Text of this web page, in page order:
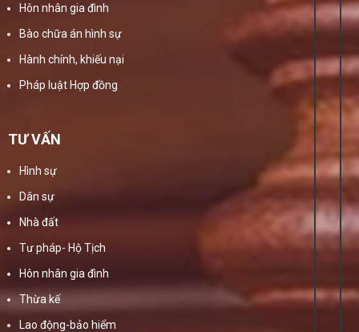
Hôn nhân gia đình
Bào chữa án hình sự
Hành chính, khiếu nại
Pháp luật Hợp đồng
TƯ VẤN
Hình sự
Dân sự
Nhà đất
Tư pháp- Hộ Tịch
Hôn nhân gia đình
Thừa kế
Lao động-bảo hiểm